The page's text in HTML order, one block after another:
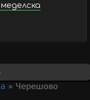
» Черешово